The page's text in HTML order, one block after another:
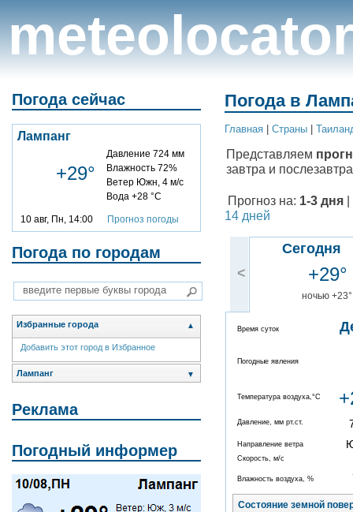
meteolocator
Погода сейчас
Лампанг
+29°
Давление 724 мм
Влажность 72%
Ветер Южн, 4 м/с
Вода +28 °C
10 авг, Пн, 14:00 Прогноз погоды
Погода по городам
Избранные города ▲
Добавить этот город в Избранное
Лампанг ▼
Реклама
Погодный информер
Погода в
Главная Cтраны
Представляем
завтра и
Прогноз на: 1-3 дня
14 дней
<
Сегодня
+29°
ночью +23°
Время суток
Погодные явления
Температура воздуха,°C
Давление, мм рт.ст.
Направление ветра
Скорость, м/с
Влажность воздуха, %
Состояние земной